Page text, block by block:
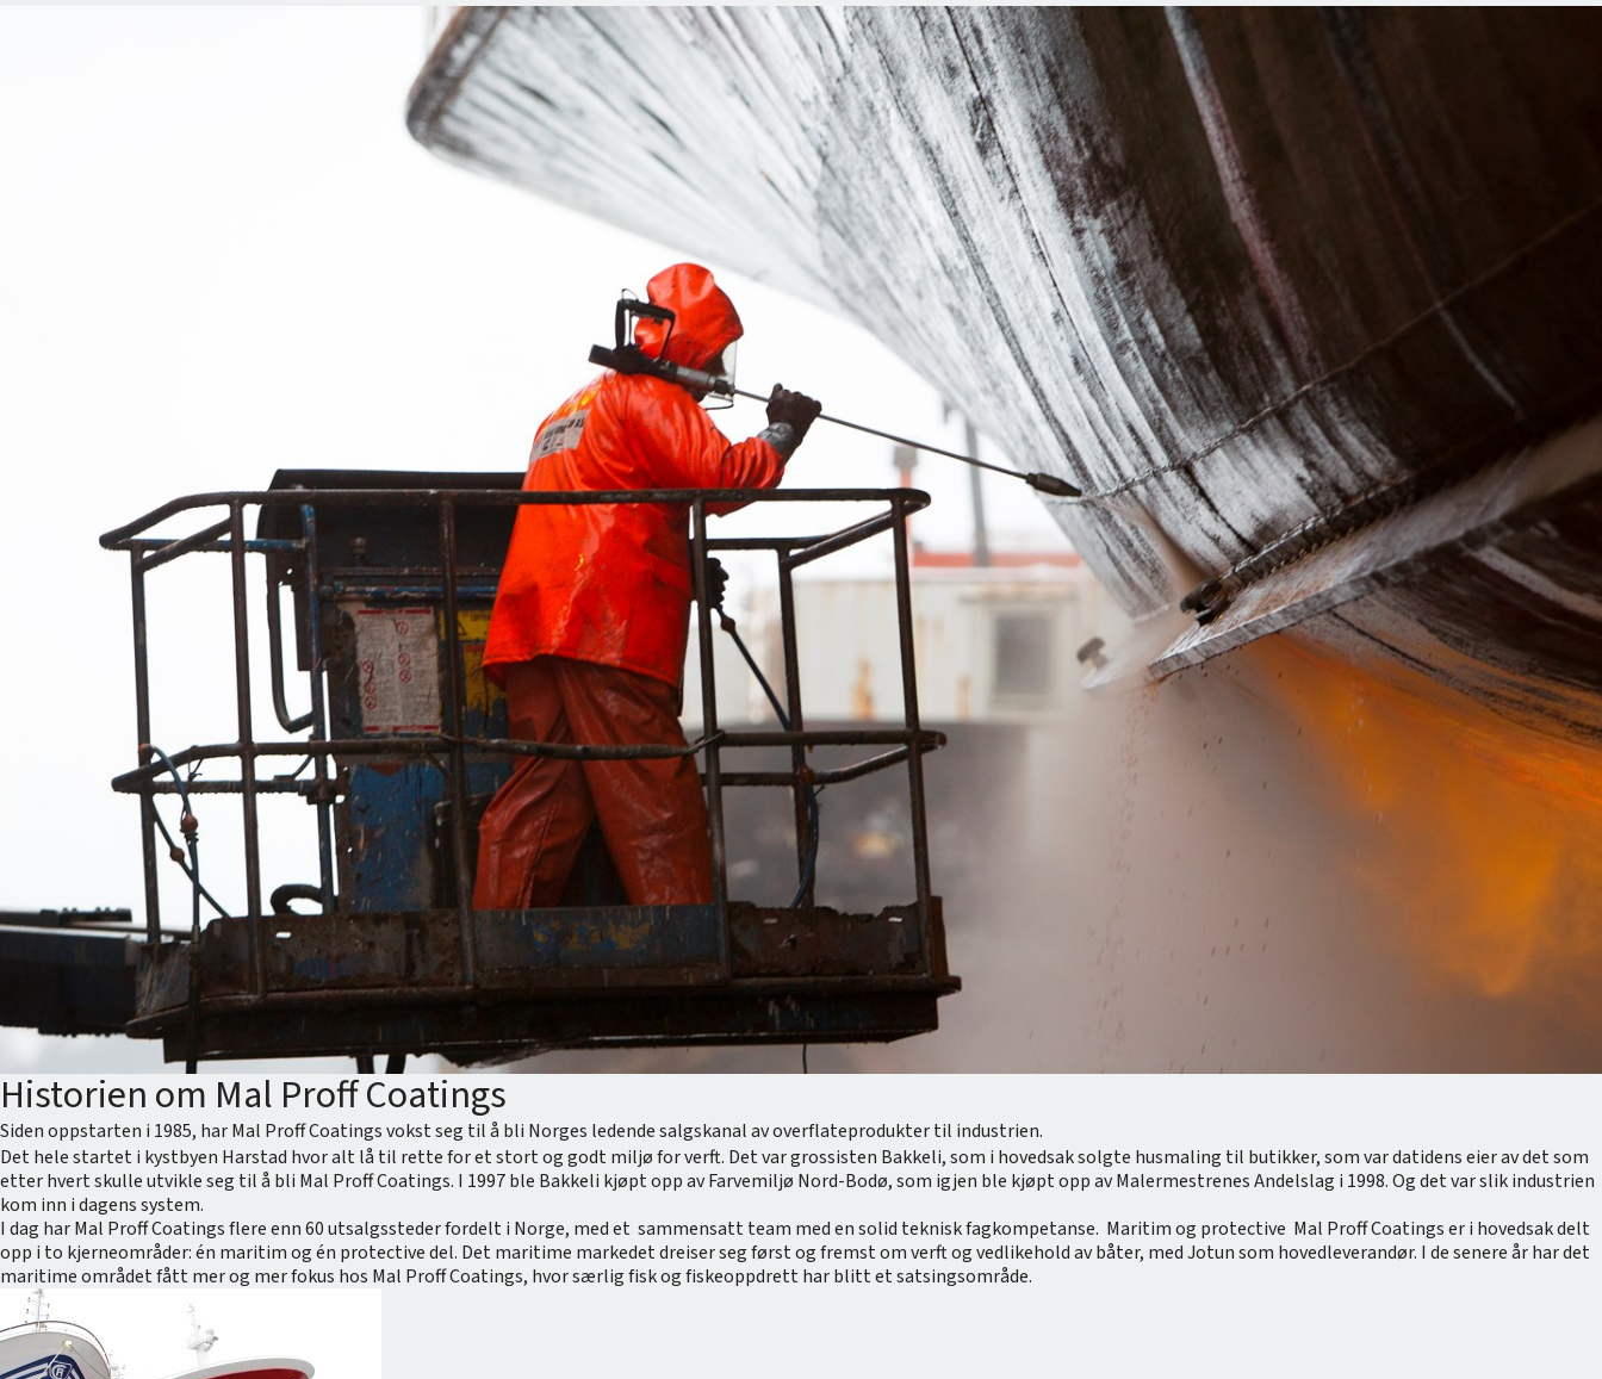
Historien om Mal Proff Coatings
Siden oppstarten i 1985, har Mal Proff Coatings vokst seg til å bli Norges ledende salgskanal av overflateprodukter til industrien.
Det hele startet i kystbyen Harstad hvor alt lå til rette for et stort og godt miljø for verft. Det var grossisten Bakkeli, som i hovedsak solgte husmaling til butikker, som var datidens eier av det som
etter hvert skulle utvikle seg til å bli Mal Proff Coatings. I 1997 ble Bakkeli kjøpt opp av Farvemiljø Nord-Bodø, som igjen ble kjøpt opp av Malermestrenes Andelslag i 1998. Og det var slik industrien
kom inn i dagens system.
I dag har Mal Proff Coatings flere enn 60 utsalgssteder fordelt i Norge, med et sammensatt team med en solid teknisk fagkompetanse. Maritim og protective Mal Proff Coatings er i hovedsak delt
opp i to kjerneområder: én maritim og én protective del. Det maritime markedet dreiser seg først og fremst om verft og vedlikehold av båter, med Jotun som hovedleverandør. I de senere år har det
maritime området fått mer og mer fokus hos Mal Proff Coatings, hvor særlig fisk og fiskeoppdrett har blitt et satsingsområde.